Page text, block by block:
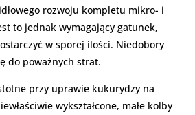
rozwoju kompletu mikro- i
to jednak wymagający gatunek,
w sporej ilości. Niedobory
do poważnych strat.
przy uprawie kukurydzy na
wykształcone, małe kolby